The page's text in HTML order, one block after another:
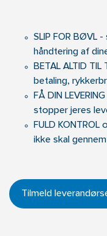
SLIP FOR BØVL
håndtering af
BETAL ALTID
betaling,
FÅ DIN
stopper jeres
FULD
ikke skal
Tilmeld